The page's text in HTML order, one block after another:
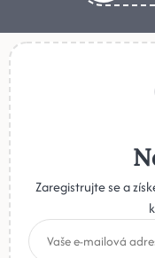
Zaregistrujte se a